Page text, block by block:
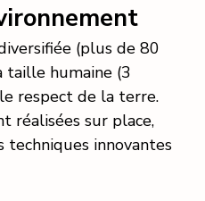
(plus de 80
taille humaine (3
respect de la terre.
réalisées sur place,
techniques innovantes